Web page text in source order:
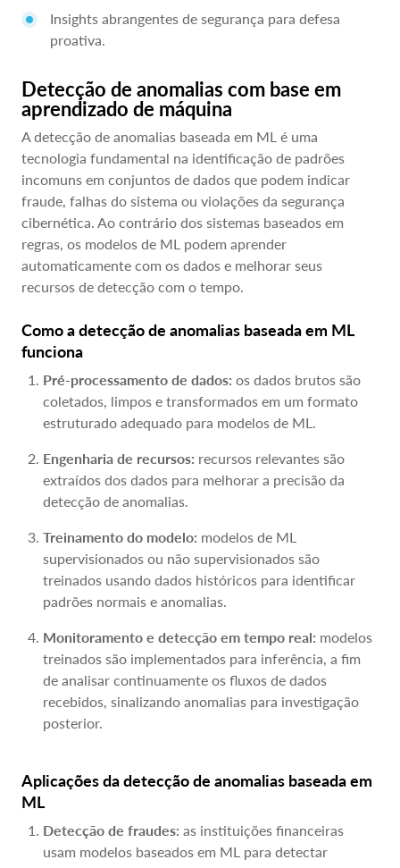
Insights abrangentes de segurança para defesa
proativa.
Detecção de anomalias com base em
aprendizado de máquina
A detecção de anomalias baseada em ML é uma
tecnologia fundamental na identificação de padrões
incomuns em conjuntos de dados que podem indicar
fraude, falhas do sistema ou violações da segurança
cibernética. Ao contrário dos sistemas baseados em
regras, os modelos de ML podem aprender
automaticamente com os dados e melhorar seus
recursos de detecção com o tempo.
Como a detecção de anomalias baseada em ML
funciona
Pré-processamento de dados: os dados brutos são
coletados, limpos e transformados em um formato
estruturado adequado para modelos de ML.
Engenharia de recursos: recursos relevantes são
extraídos dos dados para melhorar a precisão da
detecção de anomalias.
Treinamento do modelo: modelos de ML
supervisionados ou não supervisionados são
treinados usando dados históricos para identificar
padrões normais e anomalias.
Monitoramento e detecção em tempo real: modelos
treinados são implementados para inferência, a fim
de analisar continuamente os fluxos de dados
recebidos, sinalizando anomalias para investigação
posterior.
Aplicações da detecção de anomalias baseada em
ML
Detecção de fraudes: as instituições financeiras
usam modelos baseados em ML para detectar